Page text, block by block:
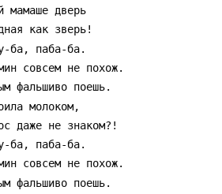
мамаше дверь
как зверь!
ба, паба-ба.
совсем не похож.
фальшиво поешь.
молоком,
даже не знаком?!
ба, паба-ба.
совсем не похож.
фальшиво поешь.